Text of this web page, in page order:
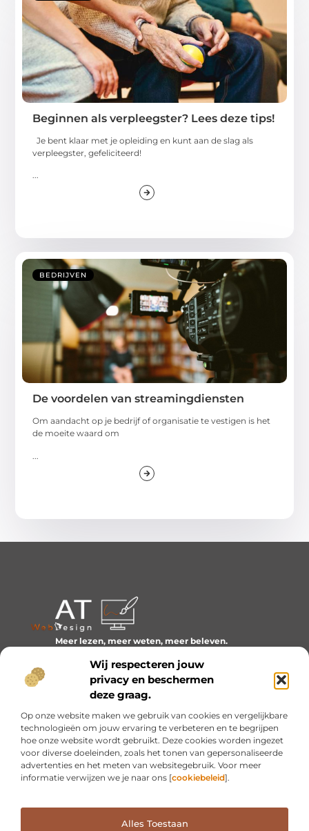
Wij respecteren jouw
privacy en beschermen
deze graag.
Op onze website maken we gebruik van cookies en vergelijkbare
technologieën om jouw ervaring te verbeteren en te begrijpen
hoe onze website wordt gebruikt. Deze cookies worden ingezet
voor diverse doeleinden, zoals het tonen van gepersonaliseerde
advertenties en het meten van websitegebruik. Voor meer
informatie verwijzen we je naar ons [cookiebeleid].
Alles Toestaan
Beginnen als verpleegster? Lees deze tips!
Je bent klaar met je opleiding en kunt aan de slag als
verpleegster, gefeliciteerd!
...
BEDRIJVEN
De voordelen van streamingdiensten
Om aandacht op je bedrijf of organisatie te vestigen is het
de moeite waard om
Meer lezen, meer weten, meer beleven.
het dagelijks leven boeiend maakt.
Bericht categorie
Onze informatie